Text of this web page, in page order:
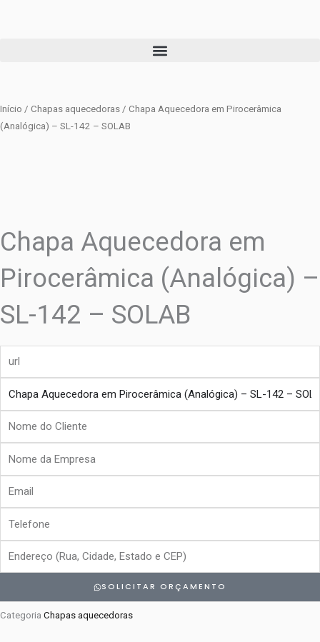
Início / Chapas aquecedoras / Chapa Aquecedora em Pirocerâmica
(Analógica) – SL-142 – SOLAB
Chapa Aquecedora em
Pirocerâmica (Analógica) –
SL-142 – SOLAB
Nome
Cliente
Empresa
Email
Endereço
SOLICITAR ORÇAMENTO
Categoria Chapas aquecedoras